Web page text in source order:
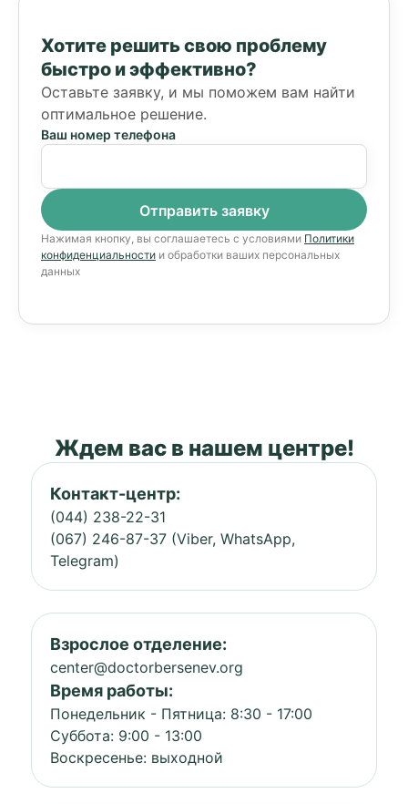
Хотите решить свою проблему
быстро и эффективно?
Оставьте заявку, и мы поможем вам найти
оптимальное решение.
Ваш номер телефона
Нажимая кнопку, вы соглашаетесь с условиями Политики
конфиденциальности и обработки ваших персональных
данных
Ждем вас в нашем центре!
Контакт-центр:
(044) 238-22-31
(067) 246-87-37 (Viber, WhatsApp,
Telegram)
Взрослое отделение:
center@doctorbersenev.org
Время работы:
Понедельник - Пятница: 8:30 - 17:00
Суббота: 9:00 - 13:00
Воскресенье: выходной